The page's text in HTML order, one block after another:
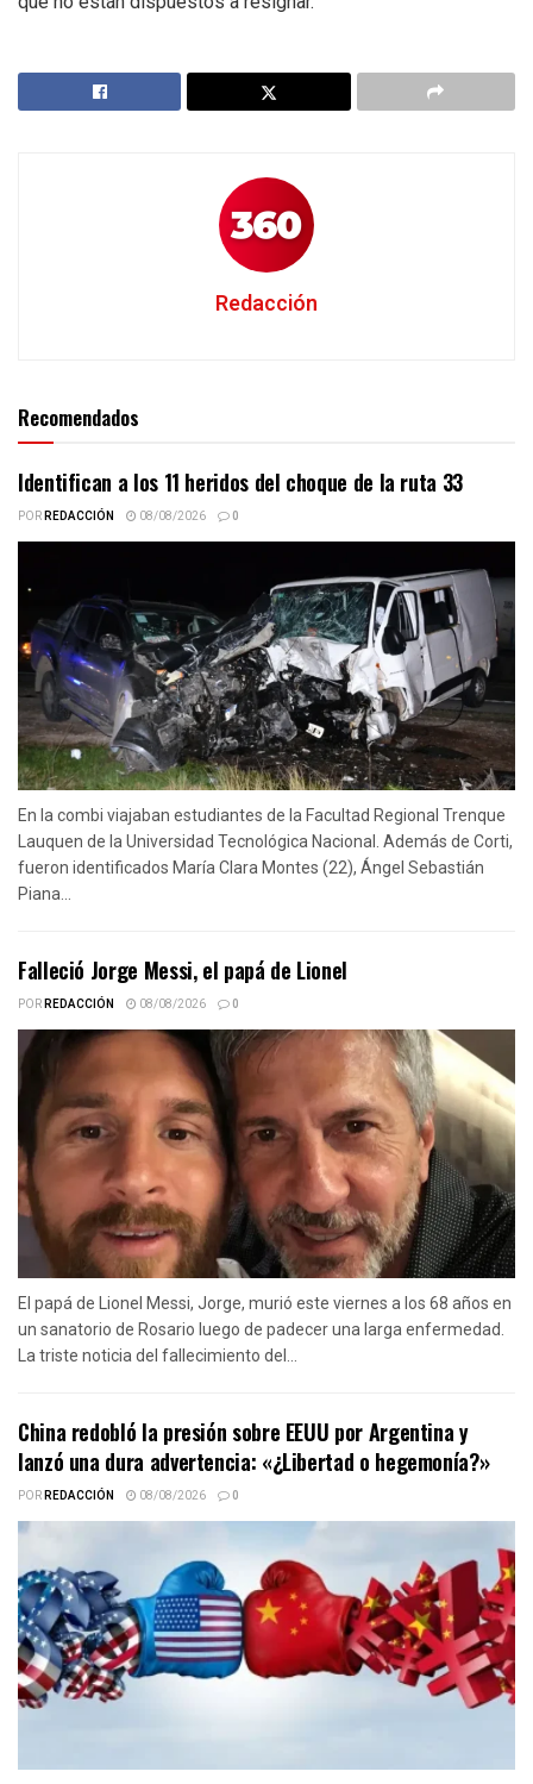
Redacción
Recomendados
Identifican a los 11 heridos del choque de la ruta 33
PORREDACCIÓN 08/08/2026 0
En la combi viajaban estudiantes de la Facultad Regional Trenque
Lauquen de la Universidad Tecnológica Nacional. Además de Corti,
fueron identificados María Clara Montes (22), Ángel Sebastián
Piana...
Falleció Jorge Messi, el papá de Lionel
PORREDACCIÓN 08/08/2026 0
El papá de Lionel Messi, Jorge, murió este viernes a los 68 años en
un sanatorio de Rosario luego de padecer una larga enfermedad.
La triste noticia del fallecimiento del...
China redobló la presión sobre EEUU por Argentina y
lanzó una dura advertencia: «¿Libertad o hegemonía?»
PORREDACCIÓN 08/08/2026 0